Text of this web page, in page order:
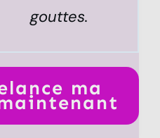
gouttes.
ma